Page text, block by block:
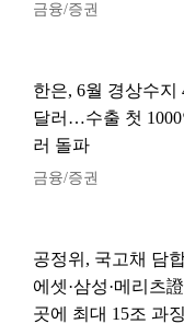
금융/증권
한은, 6월 경상수지
달러…수출 첫
러 돌파
금융/증권
공정위, 국고채 담
에셋·삼성·메리츠
곳에 최대 15조 과